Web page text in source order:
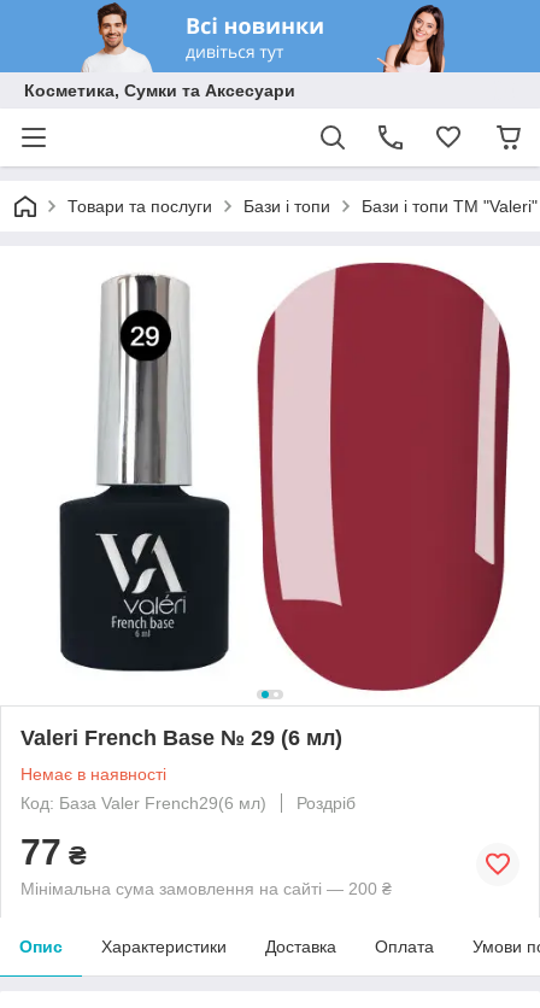
Косметика, Сумки та Аксесуари
Товари та послуги Бази і топи Бази і топи ТМ "Valeri"
Valeri French Base № 29 (6 мл)
Немає в наявності
Код: База Valer French29(6 мл)
Роздріб
77 ₴
Мінімальна сума замовлення на сайті — 200 ₴
Опис Характеристики Доставка Оплата Умови